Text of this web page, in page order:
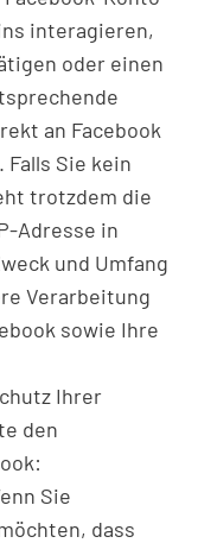
interagieren,
oder einen
an Facebook
Sie kein
trotzdem die
Adresse in
und Umfang
Verarbeitung
sowie Ihre
Ihrer
den
Sie
dass